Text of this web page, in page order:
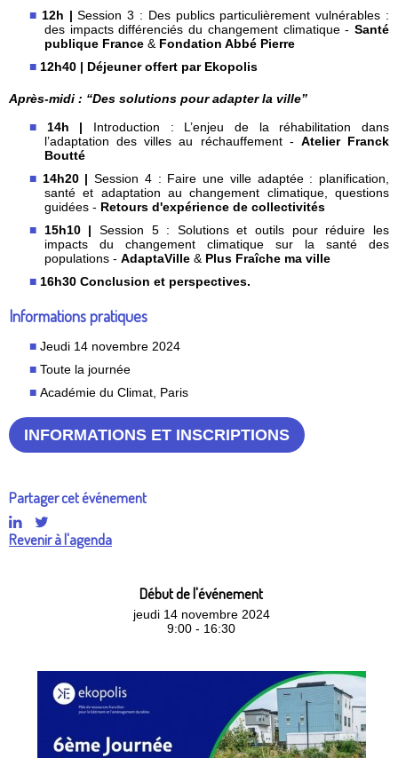
12h |Session 3 : Des publics particulièrement vulnérables :
des impacts différenciés du changement climatique - Santé
publique France & Fondation Abbé Pierre
12h40 | Déjeuner offert par Ekopolis
Après-midi : “Des solutions pour adapter la ville”
14h | Introduction
: L’enjeu de la réhabilitation dans
l’adaptation des villes au réchauffement - Atelier Franck
Boutté
14h20 |Session 4 : Faire une ville adaptée : planification,
santé et adaptation au changement climatique, questions
guidées - Retours d'expérience de collectivités
15h10 | Session 5 : Solutions et outils pour réduire les
impacts du changement climatique sur la santé des
populations - AdaptaVille & Plus Fraîche ma ville
16h30 Conclusion et perspectives.
Informations pratiques
Jeudi 14 novembre 2024
Toute la journée
Académie du Climat, Paris
INFORMATIONS ET INSCRIPTIONS
Partager cet événement
Revenir à l'agenda
Début de l'événement
jeudi 14 novembre 2024
9:00 - 16:30